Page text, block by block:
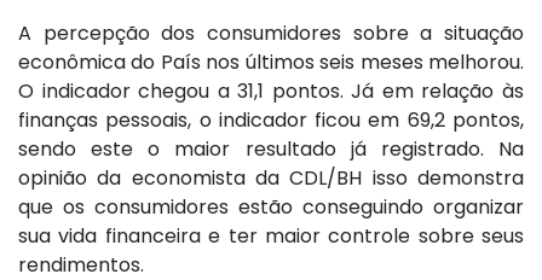
A percepção dos consumidores sobre a situação
econômica do País nos últimos seis meses melhorou.
O indicador chegou a 31,1 pontos. Já em relação às
finanças pessoais, o indicador ficou em 69,2 pontos,
sendo este o maior resultado já registrado. Na
opinião da economista da CDL/BH isso demonstra
que os consumidores estão conseguindo organizar
sua vida financeira e ter maior controle sobre seus
rendimentos.